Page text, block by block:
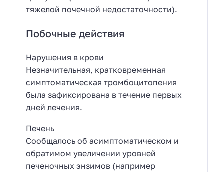
тяжелой почечной недостаточности).
Побочные действия
Нарушения в крови
Незначительная, кратковременная
симптоматическая тромбоцитопения
была зафиксирована в течение первых
дней лечения.
Печень
Сообщалось об асимптоматическом и
обратимом увеличении уровней
печеночных энзимов (например